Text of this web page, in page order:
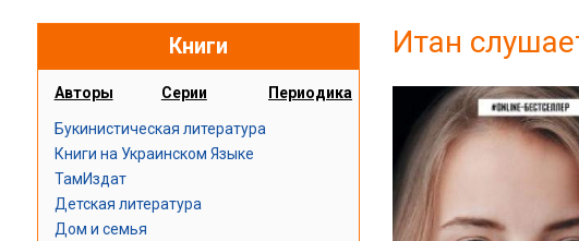
Книги
Авторы Серии Периодика
Букинистическая литература
Книги на Украинском Языке
ТамИздат
Детская литература
Дом и семья
Итан